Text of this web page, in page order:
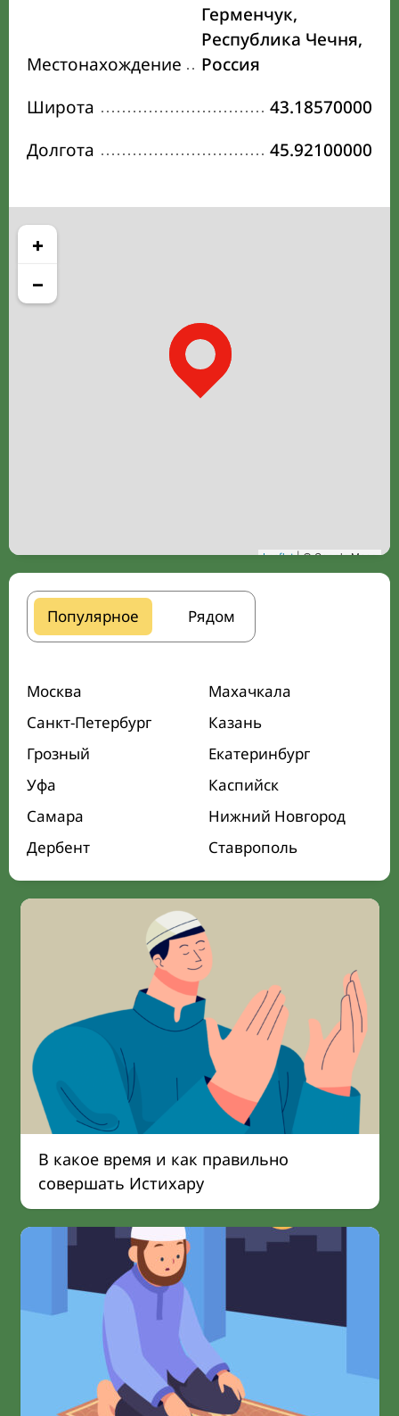
Местонахождение
Герменчук,
Республика Чечня,
Россия
Широта
43.18570000
Долгота
45.92100000
+
−
Leaflet| © Google Maps
Популярное Рядом
Москва
Махачкала
Санкт-Петербург
Казань
Грозный
Екатеринбург
Уфа
Каспийск
Самара
Нижний Новгород
Дербент
Ставрополь
В какое время и как правильно
совершать Истихару